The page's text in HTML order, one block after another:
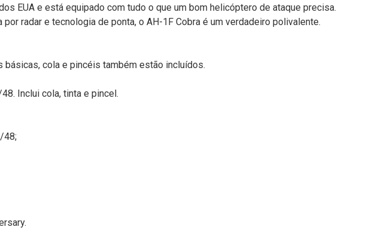
EUA e está equipado com tudo o que um bom helicóptero de ataque precisa.
radar e tecnologia de ponta, o AH-1F Cobra é um verdadeiro polivalente.
básicas, cola e pincéis também estão incluídos.
Inclui cola, tinta e pincel.
48;